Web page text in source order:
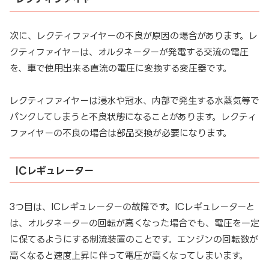
次に、レクティファイヤーの不良が原因の場合があります。レ
クティファイヤーは、オルタネーターが発電する交流の電圧
を、車で使用出来る直流の電圧に変換する変圧器です。
レクティファイヤーは浸水や冠水、内部で発生する水蒸気等で
パンクしてしまうと不良状態になることがあります。レクティ
ファイヤーの不良の場合は部品交換が必要になります。
ICレギュレーター
3つ目は、ICレギュレーターの故障です。ICレギュレーターと
は、オルタネーターの回転が高くなった場合でも、電圧を一定
に保てるようにする制流装置のことです。エンジンの回転数が
高くなると速度上昇に伴って電圧が高くなってしまいます。